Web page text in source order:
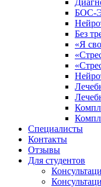
БОС-
Без
«Я
Специалисты
Контакты
Отзывы
Для студентов